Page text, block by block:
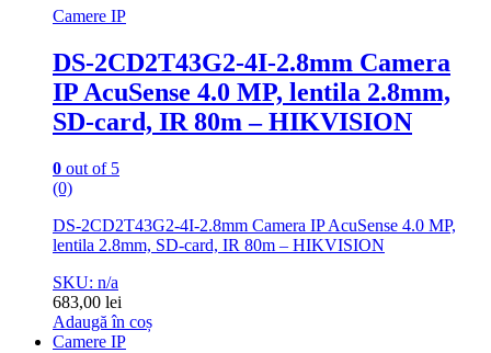
Camere IP
DS-2CD2T43G2-4I-2.8mm Camera
IP AcuSense 4.0 MP, lentila 2.8mm,
SD-card, IR 80m – HIKVISION
0 out of 5
(0)
DS-2CD2T43G2-4I-2.8mm Camera IP AcuSense 4.0 MP,
lentila 2.8mm, SD-card, IR 80m – HIKVISION
SKU: n/a
683,00 lei
Adaugă în coș
Camere IP